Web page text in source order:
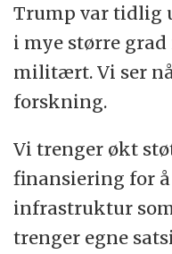
Trump var tidlig
i mye større grad
militært. Vi ser
forskning.
Vi trenger økt
finansiering for
infrastruktur
trenger egne